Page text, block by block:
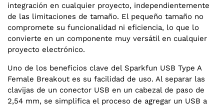
integración en cualquier proyecto, independientemente
de las limitaciones de tamaño. El pequeño tamaño no
compromete su funcionalidad ni eficiencia, lo que lo
convierte en un componente muy versátil en cualquier
proyecto electrónico.
Uno de los beneficios clave del Sparkfun USB Type A
Female Breakout es su facilidad de uso. Al separar las
clavijas de un conector USB en un cabezal de paso de
2,54 mm, se simplifica el proceso de agregar un USB a